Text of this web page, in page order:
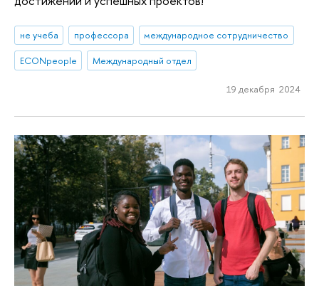
не учеба профессора
международное сотрудничество
ECONpeople
Международный отдел
19 декабря 2024